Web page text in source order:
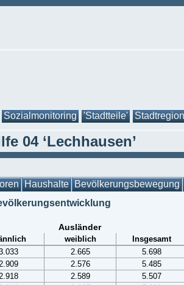
Sozialmonitoring 'Stadtteile'
04 ‘Lechhausen’
Haushalte Bevölkerungsbewegung
Ausländer
weiblich Insgesamt
2.665 5.698
2.576 5.485
2.589 5.507